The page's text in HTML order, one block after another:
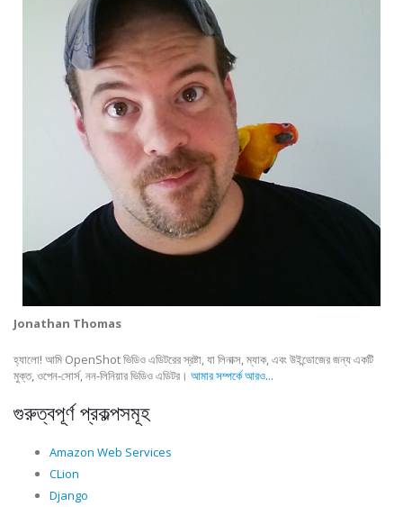
Jonathan Thomas
হ্যালো! আমি OpenShot ভিডিও এডিটরের স্রষ্টা, যা লিনাক্স, ম্যাক, এবং উইন্ডোজের জন্য একটি
মুক্ত, ওপেন-সোর্স, নন-লিনিয়ার ভিডিও এডিটর। আমার সম্পর্কে আরও...
গুরুত্বপূর্ণ প্রকল্পসমূহ
Amazon Web Services
CLion
Django